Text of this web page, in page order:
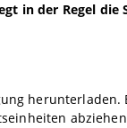
in der Regel
herunterladen.